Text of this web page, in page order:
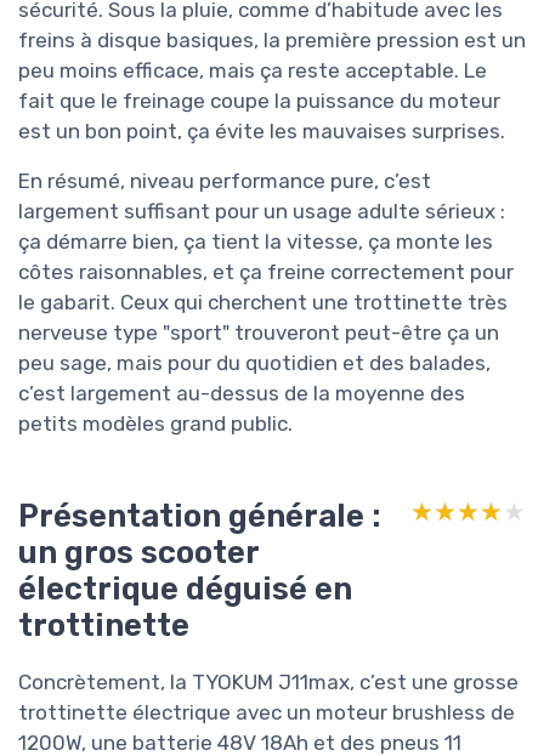
sécurité. Sous la pluie, comme d’habitude avec les
freins à disque basiques, la première pression est un
peu moins efficace, mais ça reste acceptable. Le
fait que le freinage coupe la puissance du moteur
est un bon point, ça évite les mauvaises surprises.
En résumé, niveau performance pure, c’est
largement suffisant pour un usage adulte sérieux :
ça démarre bien, ça tient la vitesse, ça monte les
côtes raisonnables, et ça freine correctement pour
le gabarit. Ceux qui cherchent une trottinette très
nerveuse type "sport" trouveront peut-être ça un
peu sage, mais pour du quotidien et des balades,
c’est largement au-dessus de la moyenne des
petits modèles grand public.
Présentation générale :
un gros scooter
électrique déguisé en
trottinette
★★★★★
★★★★★
Concrètement, la TYOKUM J11max, c’est une grosse
trottinette électrique avec un moteur brushless de
1200W, une batterie 48V 18Ah et des pneus 11